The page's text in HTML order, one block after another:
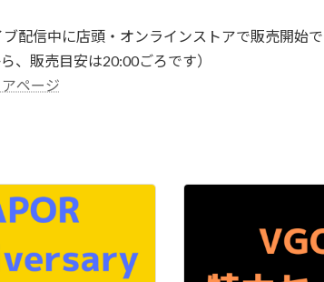
配信中に店頭・オンラインストアで販売開始で
、販売目安は20:00ごろです）
ページ